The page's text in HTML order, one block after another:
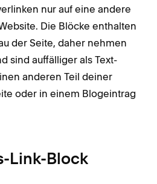
nur auf eine andere
Die Blöcke enthalten
der Seite, daher nehmen
sind auffälliger als Text-
anderen Teil deiner
oder in einem Blogeintrag
Link-Block